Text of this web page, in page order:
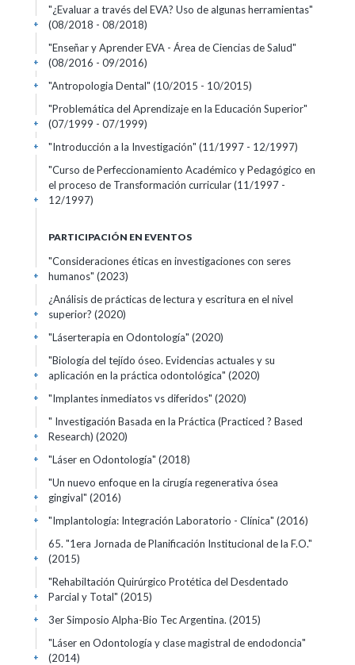
"¿Evaluar a través del EVA? Uso de algunas herramientas"
(08/2018 - 08/2018)
+
"Enseñar y Aprender EVA - Área de Ciencias de Salud"
(08/2016 - 09/2016)
+
"Antropologia Dental" (10/2015 - 10/2015)
+
"Problemática del Aprendizaje en la Educación Superior"
(07/1999 - 07/1999)
+
"Introducción a la Investigación" (11/1997 - 12/1997)
+
"Curso de Perfeccionamiento Académico y Pedagógico en
el proceso de Transformación curricular(11/1997 -
12/1997)
+
PARTICIPACIÓN EN EVENTOS
"Consideraciones éticas en investigaciones con seres
humanos" (2023)
+
¿Análisis de prácticas de lectura y escritura en el nivel
superior? (2020)
+
"Láserterapia en Odontología" (2020)
+
"Biología del tejído óseo. Evidencias actuales y su
aplicación en la práctica odontológica" (2020)
+
"Implantes inmediatos vs diferidos" (2020)
+
" Investigación Basada en la Práctica (Practiced ? Based
Research) (2020)
+
"Láser en Odontología" (2018)
+
"Un nuevo enfoque en la cirugía regenerativa ósea
gingival" (2016)
+
"Implantología: Integración Laboratorio - Clínica" (2016)
+
65. "1era Jornada de Planificación Institucional de la F.O."
(2015)
+
"Rehabiltación Quirúrgico Protética del Desdentado
Parcial y Total" (2015)
+
3er Simposio Alpha-Bio Tec Argentina. (2015)
+
"Láser en Odontología y clase magistral de endodoncia"
(2014)
+